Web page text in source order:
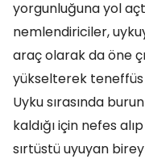
yorgunluğuna yol
nemlendiriciler,
araç olarak da öne
yükselterek teneffüs
Uyku sırasında
kaldığı için nefes
sırtüstü uyuyan